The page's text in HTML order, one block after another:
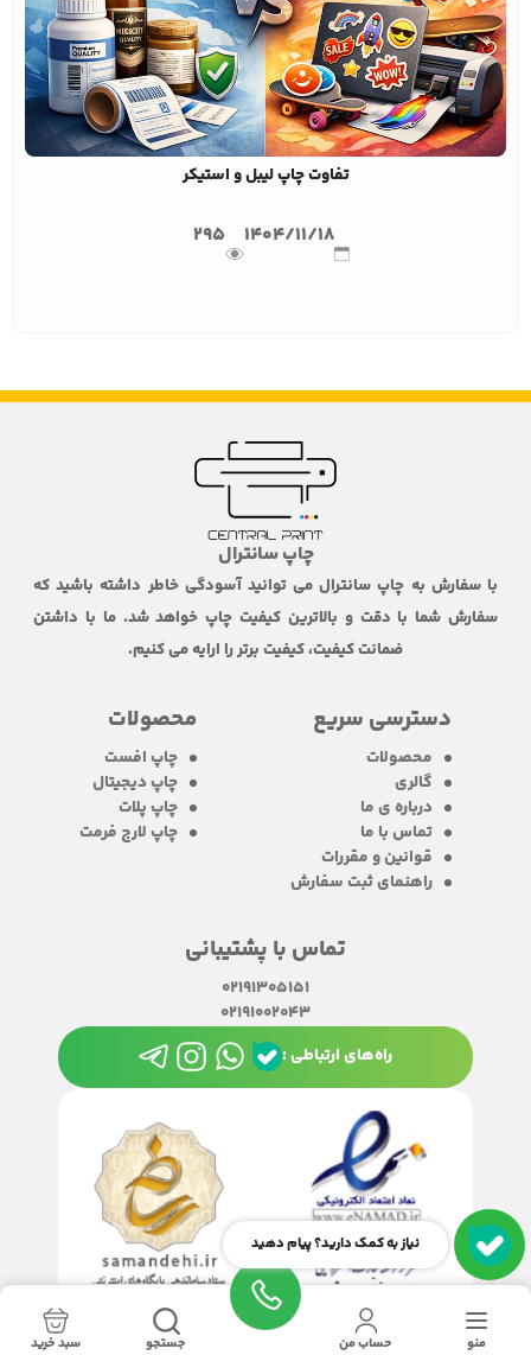
تفاوت چاپ لیبل و استیکر
1404/11/18
295
چاپ سانترال
با سفارش به چاپ سانترال می توانید آسودگی خاطر داشته باشید که
سفارش شما با دقت و بالاترین کیفیت چاپ خواهد شد. ما با داشتن
ضمانت کیفیت، کیفیت برتر را ارایه می کنیم.
دسترسی سریع
محصولات
گالری
درباره ی ما
تماس با ما
قوانین و مقررات
راهنمای ثبت سفارش
محصولات
چاپ افست
چاپ دیجیتال
چاپ پلات
چاپ لارج فرمت
تماس با پشتیبانی
02191305151
02191002043
راه‌های ارتباطی :
نیاز به کمک دارید؟ پیام دهید
منو حساب من جستجو سبد خرید